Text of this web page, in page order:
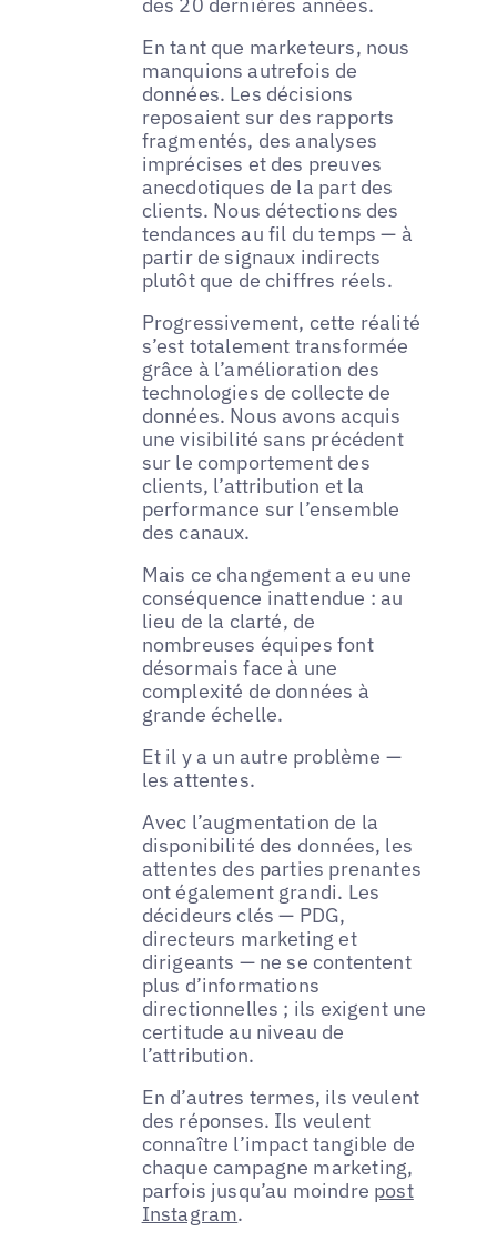
En tant que marketeurs, nous
manquions autrefois de
données. Les décisions
reposaient sur des rapports
fragmentés, des analyses
imprécises et des preuves
anecdotiques de la part des
clients. Nous détections des
tendances au fil du temps — à
partir de signaux indirects
plutôt que de chiffres réels.
Progressivement, cette réalité
s’est totalement transformée
grâce à l’amélioration des
technologies de collecte de
données. Nous avons acquis
une visibilité sans précédent
sur le comportement des
clients, l’attribution et la
performance sur l’ensemble
des canaux.
Mais ce changement a eu une
conséquence inattendue : au
lieu de la clarté, de
nombreuses équipes font
désormais face à une
complexité de données à
grande échelle.
Et il y a un autre problème —
les attentes.
Avec l’augmentation de la
disponibilité des données, les
attentes des parties prenantes
ont également grandi. Les
décideurs clés — PDG,
directeurs marketing et
dirigeants — ne se contentent
plus d’informations
directionnelles ; ils exigent une
certitude au niveau de
l’attribution.
En d’autres termes, ils veulent
des réponses. Ils veulent
connaître l’impact tangible de
chaque campagne marketing,
parfois jusqu’au moindre post
Instagram.